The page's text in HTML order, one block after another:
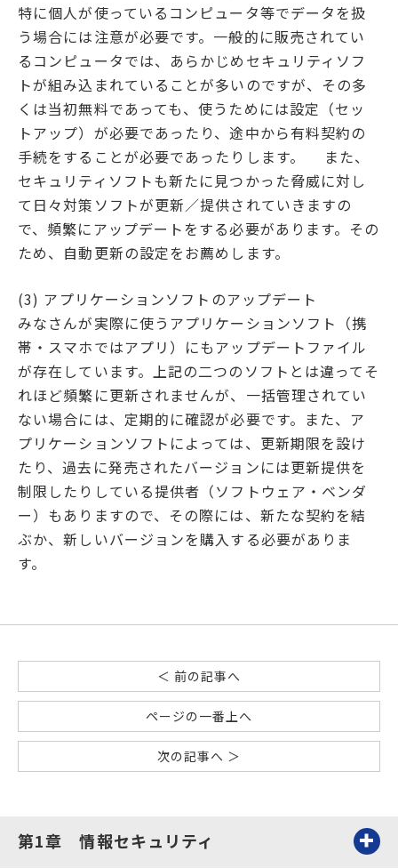
特に個人が使っているコンピュータ等でデータを扱
う場合には注意が必要です。一般的に販売されてい
るコンピュータでは、あらかじめセキュリティソフ
トが組み込まれていることが多いのですが、その多
くは当初無料であっても、使うためには設定（セッ
トアップ）が必要であったり、途中から有料契約の
手続をすることが必要であったりします。 また、
セキュリティソフトも新たに見つかった脅威に対し
て日々対策ソフトが更新／提供されていきますの
で、頻繁にアップデートをする必要があります。その
ため、自動更新の設定をお薦めします。
(3) アプリケーションソフトのアップデート
みなさんが実際に使うアプリケーションソフト（携
帯・スマホではアプリ）にもアップデートファイル
が存在しています。上記の二つのソフトとは違ってそ
れほど頻繁に更新されませんが、一括管理されてい
ない場合には、定期的に確認が必要です。また、ア
プリケーションソフトによっては、更新期限を設け
たり、過去に発売されたバージョンには更新提供を
制限したりしている提供者（ソフトウェア・ベンダ
ー）もありますので、その際には、新たな契約を結
ぶか、新しいバージョンを購入する必要がありま
す。
＜ 前の記事へ
ページの一番上へ
次の記事へ ＞
第1章 情報セキュリティ